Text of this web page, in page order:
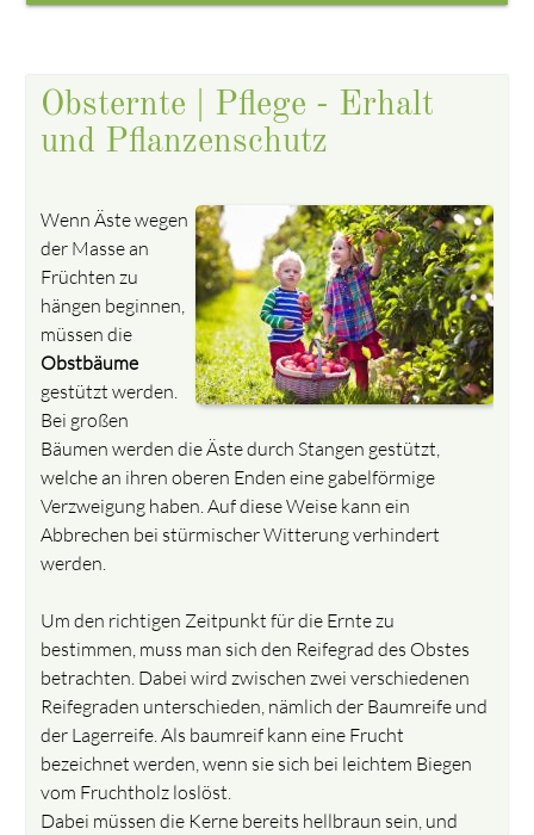
Obsternte | Pflege - Erhalt
und Pflanzenschutz
Wenn Äste wegen
der Masse an
Früchten zu
hängen beginnen,
müssen die
Obstbäume
gestützt werden.
Bei großen
Bäumen werden die Äste durch Stangen gestützt,
welche an ihren oberen Enden eine gabelförmige
Verzweigung haben. Auf diese Weise kann ein
Abbrechen bei stürmischer Witterung verhindert
werden.
Um den richtigen Zeitpunkt für die Ernte zu
bestimmen, muss man sich den Reifegrad des Obstes
betrachten. Dabei wird zwischen zwei verschiedenen
Reifegraden unterschieden, nämlich der Baumreife und
der Lagerreife. Als baumreif kann eine Frucht
bezeichnet werden, wenn sie sich bei leichtem Biegen
vom Fruchtholz loslöst.
Dabei müssen die Kerne bereits hellbraun sein, und